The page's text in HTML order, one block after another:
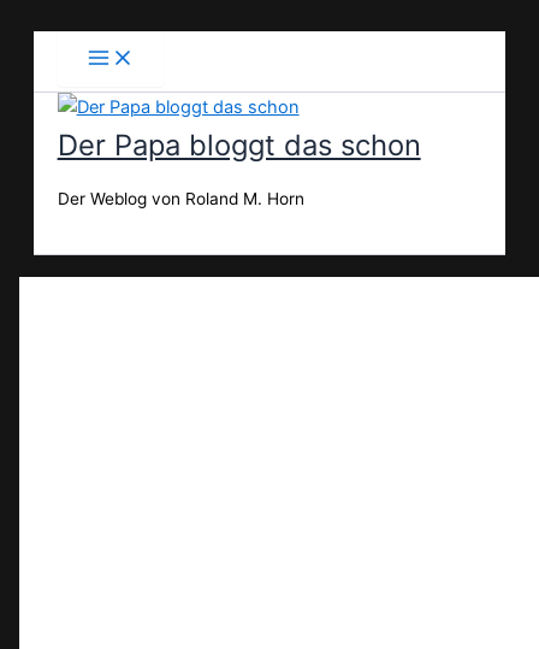
Der Papa bloggt das schon
Der Weblog von Roland M. Horn